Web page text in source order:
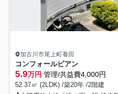
加古川市尾上町養田
コンフォールビアン
5.9万円 管理/共益費4,000円
52.37㎡ (2LDK) /築20年 /2階建